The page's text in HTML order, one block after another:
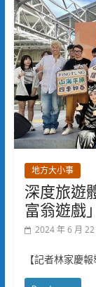
地方大小事
深度旅遊
富翁遊戲
2024 年 6 月 22
【記者林家